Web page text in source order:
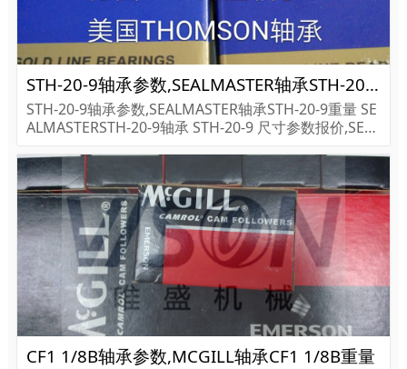
STH-20-9轴承参数,SEALMASTER轴承STH-20-9重量
STH-20-9轴承参数,SEALMASTER轴承STH-20-9重量 SE
ALMASTERSTH-20-9轴承 STH-20-9 尺寸参数报价,SEAL
-20-9...
CF1 1/8B轴承参数,MCGILL轴承CF1 1/8B重量